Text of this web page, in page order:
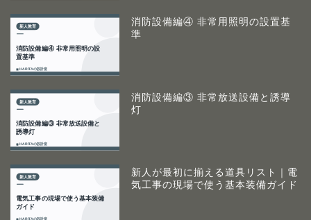
消防設備編④ 非常用照明の設置基
準
消防設備編③ 非常放送設備と誘導
灯
新人が最初に揃える道具リスト｜電
気工事の現場で使う基本装備ガイド